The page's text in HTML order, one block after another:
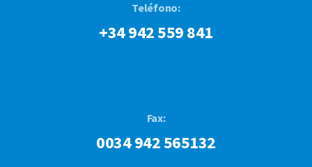
Teléfono:
+34 942 559 841
Fax:
0034 942 565132